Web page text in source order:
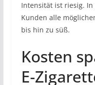
Intensität ist riesig.
Kunden alle
bis hin zu süß.
Kosten
E-